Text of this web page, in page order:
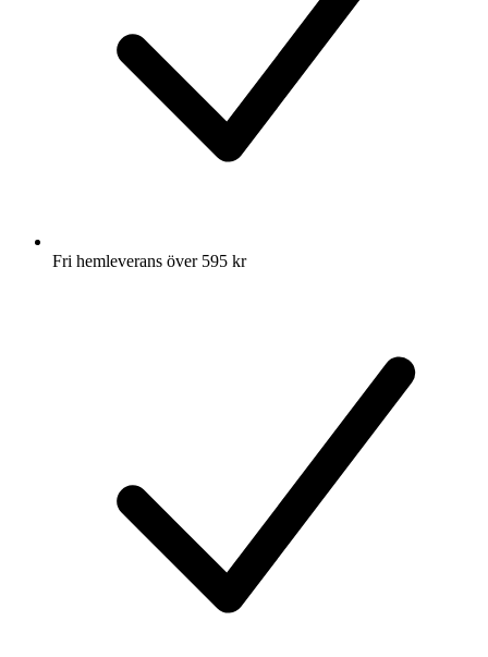
Fri hemleverans över 595 kr